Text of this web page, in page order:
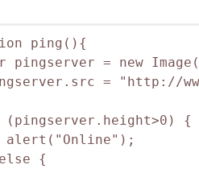
ping(){
= new
= "http://
{
{